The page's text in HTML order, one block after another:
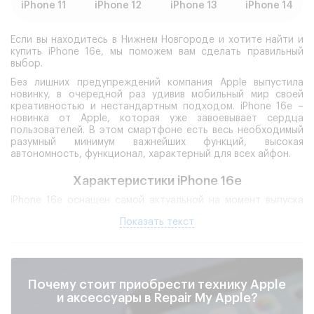
iPhone 11 iPhone 12 iPhone 13 iPhone 14
Если вы находитесь в Нижнем Новгороде и хотите найти и
купить iPhone 16e, мы поможем вам сделать правильный
выбор.
Без лишних предупреждений компания Apple выпустила
новинку, в очередной раз удивив мобильный мир своей
креативностью и нестандартным подходом. iPhone 16e –
новинка от Apple, которая уже завоевывает сердца
пользователей. В этом смартфоне есть весь необходимый
разумный минимум важнейших функций, высокая
автономность, функционал, характерный для всех айфон.
Характеристики iPhone 16e
iPhone 16e оснащен самой актуальной на момент выпуска
производительность. Процессор A18 Bionic – чип, который
видео. Благодаря этому iPhone 16e идеально подходит для
современной техники.
Экранс OLED-дисплеем и разрешением 120Hz
Показать текст
Почему стоит приобрести технику Apple
и аксессуары в Repair My Apple?